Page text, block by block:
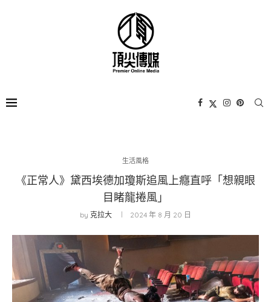
生活風格
《正常人》黛西埃德加瓊斯追風上癮直呼「想親眼
目睹龍捲風」
by 克拉大 2024 年 8 月 20 日